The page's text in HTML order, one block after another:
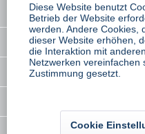
Service Hotline
Interessantes
Rechtliches
Diese Website benutzt
Betrieb der Website
werden. Andere Cookies,
dieser Website erhöhen,
die Interaktion mit
Netzwerken
Zustimmung gesetzt.
Cookie